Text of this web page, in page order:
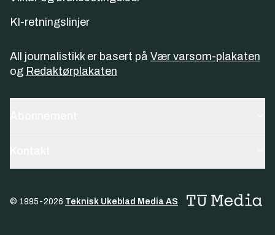
KI-retningslinjer
All journalistikk er basert på Vær varsom-plakaten
og Redaktørplakaten
© 1995-2026 Teknisk Ukeblad Media AS